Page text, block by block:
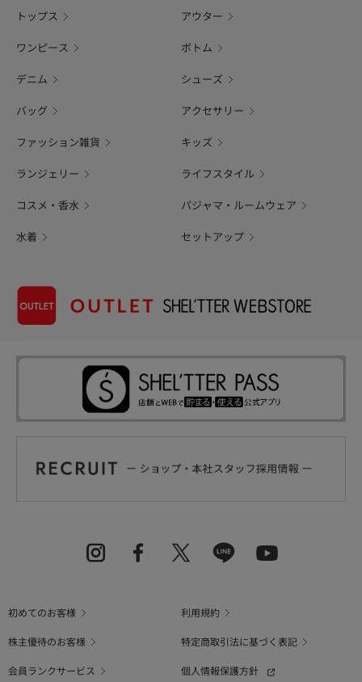
トップス アウター
ワンピース ボトム
デニム シューズ
バッグ アクセサリー
ファッション雑貨 キッズ
ランジェリー ライフスタイル
コスメ・香水 パジャマ・ルームウェア
水着 セットアップ
初めてのお客様
利用規約
株主優待のお客様
特定商取引法に基づく表記
会員ランクサービス
個人情報保護方針